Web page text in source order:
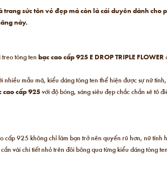
sức tôn vẻ đẹp mà còn là cái duyên dành cho
này.
tòng tenbạc cao cấp 925E DROP TRIPLE FLOWER
nhiều mẫu mã, kiểu dáng tòng ten thể hiện được sự nữ
cao cấp 925với độ bóng, sáng siêu đẹp chắc chắn sẽ tô
cấp 925 không chỉ làm bạn trở nên quyến rũ hơn, nữ
vài chi tiết nhỏ trên đôi bông qua từng kiểu dáng tòng